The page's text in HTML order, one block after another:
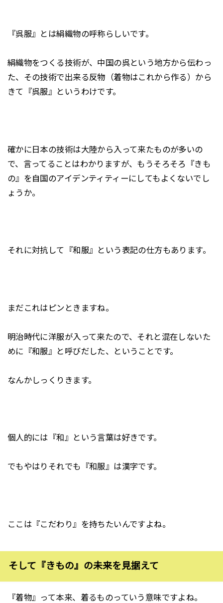
『呉服』とは絹織物の呼称らしいです。
絹織物をつくる技術が、中国の呉という地方から伝わっ
た、その技術で出来る反物（着物はこれから作る）から
きて『呉服』というわけです。
確かに日本の技術は大陸から入って来たものが多いの
で、言ってることはわかりますが、もうそろそろ『きも
の』を自国のアイデンティティーにしてもよくないでし
ょうか。
それに対抗して『和服』という表記の仕方もあります。
まだこれはピンときますね。
明治時代に洋服が入って来たので、それと混在しないた
めに『和服』と呼びだした、ということです。
なんかしっくりきます。
個人的には『和』という言葉は好きです。
でもやはりそれでも『和服』は漢字です。
ここは『こだわり』を持ちたいんですよね。
そして『きもの』の未来を見据えて
『着物』って本来、着るものっていう意味ですよね。